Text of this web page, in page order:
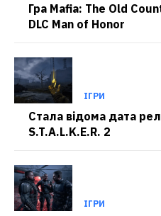
Гра Mafia: The Old
DLC Man of Honor
ІГРИ
Стала відома дата
S.T.A.L.K.E.R. 2
ІГРИ